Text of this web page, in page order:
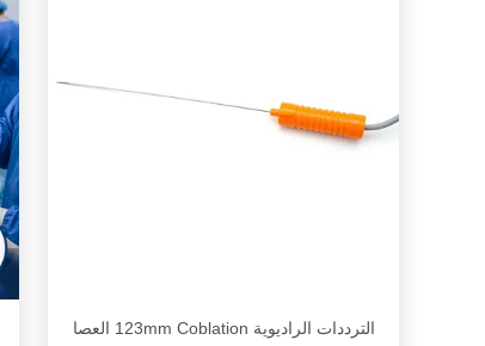
الترددات الراديوية 123mm Coblation العصا